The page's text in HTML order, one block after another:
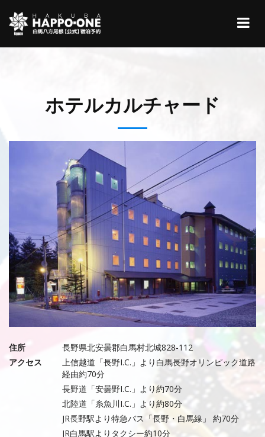
ホテルカルチャード
住所
長野県北安曇郡白馬村北城828-112
アクセス
上信越道「長野I.C.」より白馬長野オリンピック道路
経由約70分
長野道「安曇野I.C.」より約70分
北陸道「糸魚川I.C.」より約80分
JR長野駅より特急バス「長野・白馬線」 約70分
JR白馬駅よりタクシー約10分